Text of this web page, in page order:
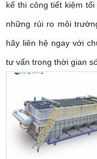
kế thi công tiết kiệm
những rủi ro môi
hãy liên hệ ngay với
tư vấn trong thời gian